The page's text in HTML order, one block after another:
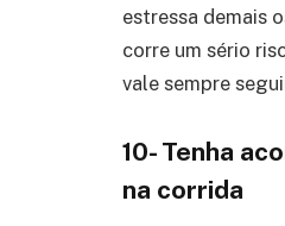
estressa demais
corre um sério
vale sempre
10- Tenha
na corrida